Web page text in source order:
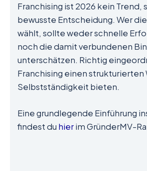
Franchising ist 2026 kein Trend,
bewusste Entscheidung. Wer
wählt, sollte weder schnelle
noch die damit verbundenen
unterschätzen. Richtig
Franchising einen strukturierten
Selbstständigkeit bieten.
Eine grundlegende Einführung
findest du hierim GründerMV-